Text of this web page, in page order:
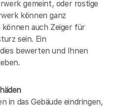
gemeint, oder rostige
können ganz
können auch Zeiger für
sein. Ein
bewerten und Ihnen
in das Gebäude eindringen,